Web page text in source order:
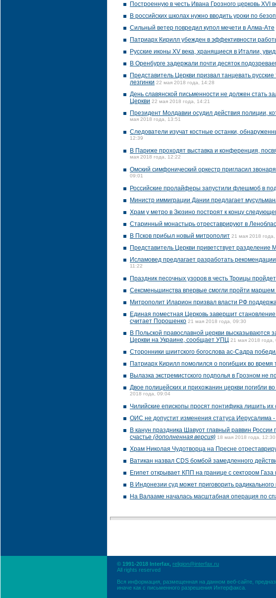
Построенную в честь Ивана Грозного церковь XVI
В российских школах нужно вводить уроки по
Сильный ветер повредил купол мечети в Алма-Ате
Патриарх Кирилл убежден в эффективности
Русские иконы XV века, хранящиеся в Италии,
В Оренбурге задержали почти десяток
Представитель Церкви призвал танцевать
лезгинки 22 мая 2018 года, 14:28
День славянской письменности не должен стать
Церкви 22 мая 2018 года, 14:21
Президент Молдавии осудил действия полиции,
мая 2018 года, 13:51
Следователи изучат костные останки,
12:39
В Париже проходят выставка и конференция,
мая 2018 года, 12:22
Омский симфонический оркестр пригласил
09:01
Российские пролайферы запустили флешмоб в
Министр иммиграции Дании предлагает
Храм у метро в Зюзино построят к концу
Старинный монастырь отреставрируют в
В Псков прибыл новый митрополит 21 мая 2018 года,
Представитель Церкви приветствует
Исламовед предлагает разработать
11:22
Праздник песочных узоров в честь Троицы
Сексменьшинства впервые смогли пройти
Митрополит Иларион призвал власти РФ
Единая поместная Церковь завершит
считает Порошенко 21 мая 2018 года, 09:30
В Польской православной церкви высказываются
Церкви на Украине, сообщает УПЦ 21 мая 2018 года,
Сторонники шиитского богослова ас-Садра
Патриарх Кирилл помолился о погибших во время
Вылазка экстремистского подполья в Грозном не
Двое полицейских и прихожанин церкви погибли
2018 года, 09:04
Чилийские епископы просят понтифика лишить их
ОИС не допустит изменения статуса Иерусалима
В канун праздника Шавуот главный раввин
счастье (дополненная версия) 18 мая 2018 года, 12:30
Храм Николая Чудотворца на Пресне
Ватикан назвал CDS бомбой замедленного
Египет открывает КПП на границе с сектором
В Индонезии суд может приговорить радикального
На Валааме началась масштабная операция по
© 1991-2018 Interfax, religion@interfax.ru
All rights reserved
Вся информация, размещенная на данном веб-сайте,
иначе как с письменного разрешения Интерфакса.